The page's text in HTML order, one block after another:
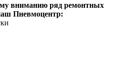
вниманию ряд ремонтных
Пневмоцентр: